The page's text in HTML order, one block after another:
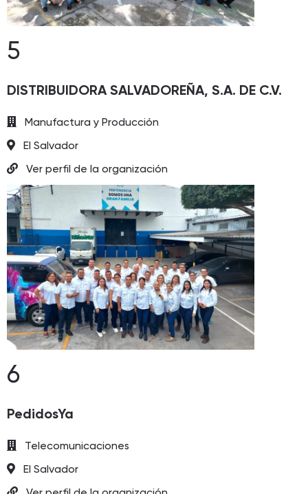
5
DISTRIBUIDORA SALVADOREÑA, S.A. DE C.V.
Manufactura y Producción
El Salvador
Ver perfil de la organización
6
PedidosYa
Telecomunicaciones
El Salvador